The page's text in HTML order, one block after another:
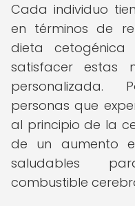
Cada individuo
en términos de
dieta
satisfacer estas
personalizada.
personas que
al principio de la
de un aumento
saludables
combustible